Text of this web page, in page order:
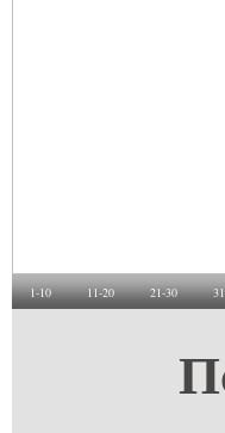
1-10 11-20 21-30